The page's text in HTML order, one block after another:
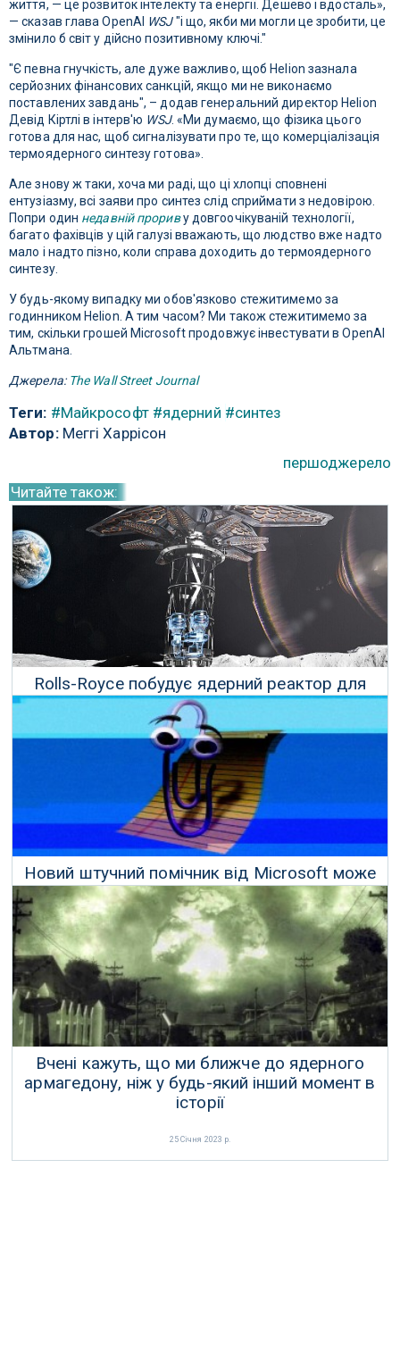
життя, — це розвиток інтелекту та енергії. Дешево і вдосталь»,
— сказав глава OpenAI WSJ"і що, якби ми могли це зробити, це
змінило б світ у дійсно позитивному ключі."
"Є певна гнучкість, але дуже важливо, щоб Helion зазнала
серйозних фінансових санкцій, якщо ми не виконаємо
поставлених завдань", – додав генеральний директор Helion
Девід Кіртлі в інтерв'ю WSJ. «Ми думаємо, що фізика цього
готова для нас, щоб сигналізувати про те, що комерціалізація
термоядерного синтезу готова».
Але знову ж таки, хоча ми раді, що ці хлопці сповнені
ентузіазму, всі заяви про синтез слід сприймати з недовірою.
Попри один недавній прориву довгоочікуваній технології,
багато фахівців у цій галузі вважають, що людство вже надто
мало і надто пізно, коли справа доходить до термоядерного
синтезу.
У будь-якому випадку ми обов'язково стежитимемо за
годинником Helion. А тим часом? Ми також стежитимемо за
тим, скільки грошей Microsoft продовжує інвестувати в OpenAI
Альтмана.
Джерела: The Wall Street Journal
Теги: #Майкрософт #ядерний #синтез
Автор:Меггі Харрісон
першоджерело
Читайте також:
Rolls-Royce побудує ядерний реактор для
Місяця
21 Березня 2023 р.
Новий штучний помічник від Microsoft може
назавжди змінити офісну роботу
18 Березня 2023 р.
Вчені кажуть, що ми ближче до ядерного
армагедону, ніж у будь-який інший момент в
історії
25 Січня 2023 р.